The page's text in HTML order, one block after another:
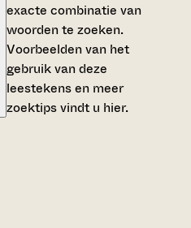
exacte combinatie van
woorden te zoeken.
Voorbeelden van het
gebruik van deze
leestekens en meer
zoektips vindt u hier.